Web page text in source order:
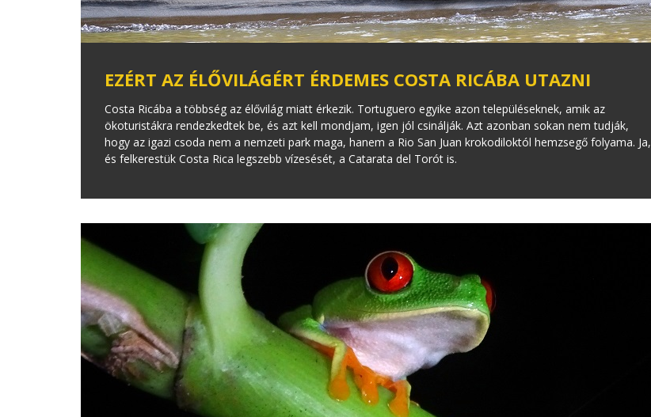
EZÉRT AZ ÉLŐVILÁGÉRT ÉRDEMES COSTA RICÁBA UTAZNI
Costa Ricába a többség az élővilág miatt érkezik. Tortuguero egyike azon településeknek, amik az
ökoturistákra rendezkedtek be, és azt kell mondjam, igen jól csinálják. Azt azonban sokan nem tudják,
hogy az igazi csoda nem a nemzeti park maga, hanem a Rio San Juan krokodiloktól hemzsegő folyama. Ja,
és felkerestük Costa Rica legszebb vízesését, a Catarata del Torót is.